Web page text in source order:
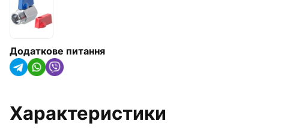
Додаткове питання
Характеристики